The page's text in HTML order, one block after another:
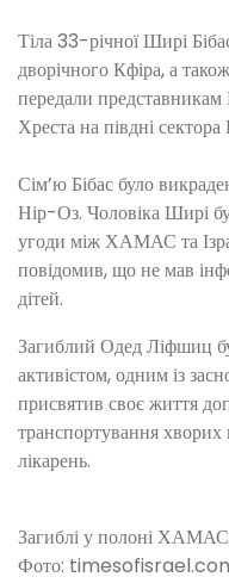
Тіла 33-річної Ширі
дворічного Кфіра, а
передали
Хреста на півдні сектора
Сім’ю Бібас було
Нір-Оз. Чоловіка Ширі
угоди між ХАМАС та
повідомив, що не мав
дітей.
Загиблий Одед Ліфшиц
активістом, одним із
присвятив своє життя
транспортування хворих
лікарень.
Загиблі у полоні ХАМАС
Фото: